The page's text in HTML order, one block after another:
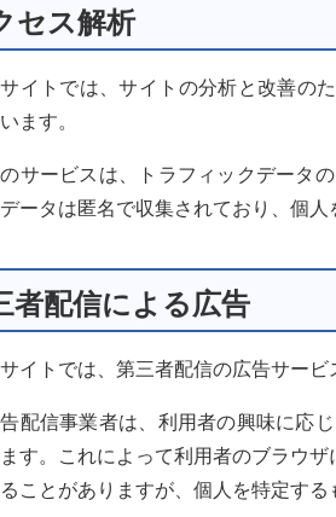
セス解析
イトでは、サイトの分析と改善の
ます。
サービスは、トラフィックデータ
ータは匿名で収集されており、個人
者配信による広告
イトでは、第三者配信の広告サー
配信事業者は、利用者の興味に応
す。これによって利用者のブラウ
ことがありますが、個人を特定する